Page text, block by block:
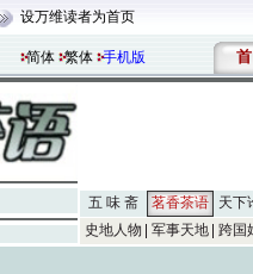
设万维读者为首页
简体 繁体 手机版 首
五 味 斋 茗香茶语
天下
史地人物
军事天地 跨国